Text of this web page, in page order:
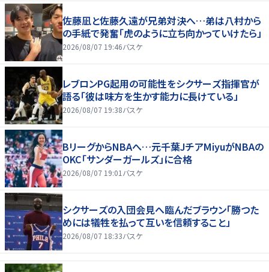
佐藤凪と佐藤久遠が兄弟対決へ…弟は八村から
の手紙で発奮「虎のように立ち向かっていけたら」
2026/08/07 19:46バスケ
レブロンPG起用の可能性をシクサーズ指揮官が
語る「彼は味方を生かす能力に長けている」
2026/08/07 19:38バスケ
BリーグからNBAへ…元千葉JチアMiyuがNBAの
OKC「サンダーガールズ」に合格
2026/08/07 19:01 バスケ
シクサーズの入団会見へ臨んだブラウン「勝つた
めには犠牲を払って互いを信頼すること」
2026/08/07 18:33バスケ